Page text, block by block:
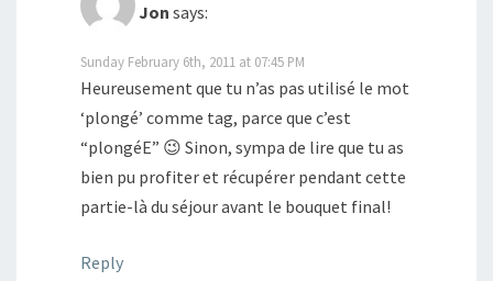
Jon says:
Sunday February 6th, 2011 at 07:45 PM
Heureusement que tu n’as pas utilisé le mot
‘plongé’ comme tag, parce que c’est
“plongéE” 😉 Sinon, sympa de lire que tu as
bien pu profiter et récupérer pendant cette
partie-là du séjour avant le bouquet final!
Reply